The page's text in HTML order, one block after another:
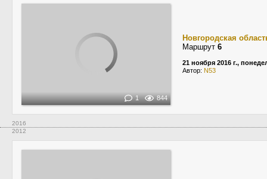
1 844
Новгородская
Маршрут 6
21 ноября 2016 г.,
Автор: N53
2016
2012